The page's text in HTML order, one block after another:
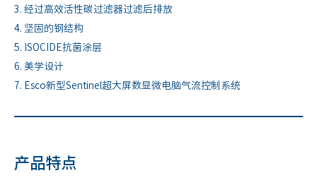
3. 经过高效活性碳过滤器过滤后排放
4. 坚固的钢结构
5. ISOCIDE抗菌涂层
6. 美学设计
7. Esco新型Sentinel超大屏数显微电脑气流控制系统
产品特点